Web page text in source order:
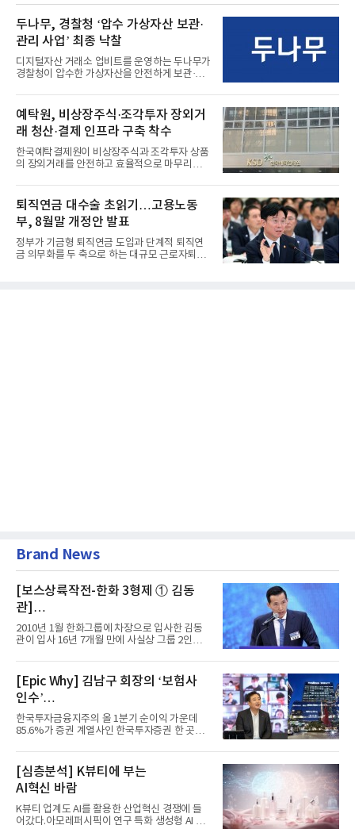
두나무, 경찰청 ‘압수 가상자산 보관·
관리 사업’ 최종 낙찰
디지털자산 거래소 업비트를 운영하는 두나무가
경찰청이 압수한 가상자산을 안전하게 보관·관
예탁원, 비상장주식·조각투자 장외거
래 청산·결제 인프라 구축 착수
한국예탁결제원이 비상장주식과 조각투자 상품
의 장외거래를 안전하고 효율적으로 마무리하기
퇴직연금 대수술 초읽기…고용노동
부, 8월말 개정안 발표
정부가 기금형 퇴직연금 도입과 단계적 퇴직연
금 의무화를 두 축으로 하는 대규모 근로자퇴직
Brand News
[보스상륙작전-한화 3형제 ① 김동
관]
입사 16년 만에 수석부회장 … 경영승
계 ‘초읽기’
2010년 1월 한화그룹에 차장으로 입사한 김동
관이 입사 16년 7개월 만에 사실상 그룹 2인자
[Epic Why] 김남구 회장의 ‘보험사
인수’
발걸음이 신중해진 배경은?
한국투자금융지주의 올 1분기 순이익 가운데
85.6%가 증권 계열사인 한국투자증권 한 곳에
[심층분석] K뷰티에 부는
AI혁신 바람
K뷰티 업계도 AI를 활용한 산업혁신 경쟁에 들
어갔다.아모레퍼시픽이 연구 특화 생성형 AI 플